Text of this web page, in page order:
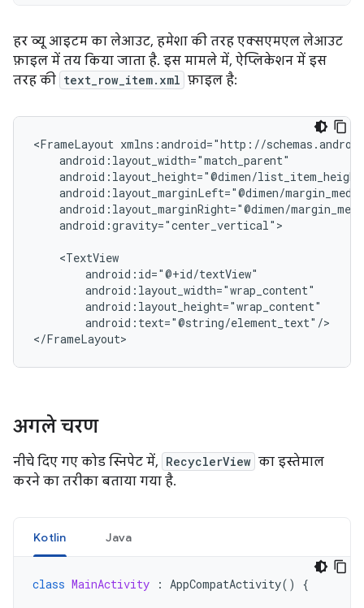
हर व्यू आइटम का लेआउट, हमेशा की तरह एक्सएमएल लेआउट
फ़ाइल में तय किया जाता है. इस मामले में, ऐप्लिकेशन में इस
तरह की text_row_item.xml फ़ाइल है:
<FrameLayout
android:gravity="center_vertical">
android:text="@string/element_text"/>
अगले चरण
नीचे दिए गए कोड स्निपेट में, RecyclerView का इस्तेमाल
करने का तरीका बताया गया है.
Kotlin Java
class MainActivity : AppCompatActivity() {